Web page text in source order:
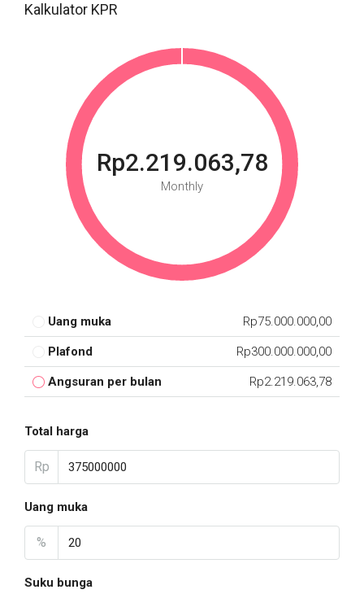
Kalkulator KPR
Rp2.219.063,78
Monthly
Uang muka Rp75.000.000,00
Plafond Rp300.000.000,00
Angsuran per bulan Rp2.219.063,78
Total harga
Rp
Uang muka
%
Suku bunga